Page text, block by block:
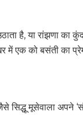
है, या रांझणा का
में एक को बसंती का
सिद्धू मूसेवाला अपने